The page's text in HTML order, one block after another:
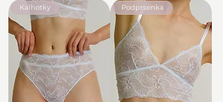
Kalhotky Podprsenka